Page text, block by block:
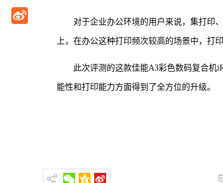
对于企业办公环境的用户来说，集打印
上，在办公这种打印频次较高的场景中，打
此次评测的这款佳能A3彩色数码复合机
能性和打印能力方面得到了全方位的升级。